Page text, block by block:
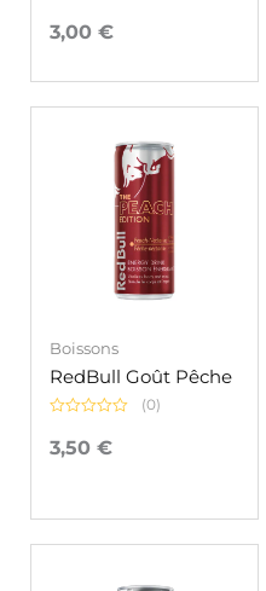
0
sur
3,00 €
Boissons
RedBull Goût Pêche
0
sur
(0)
3,50 €